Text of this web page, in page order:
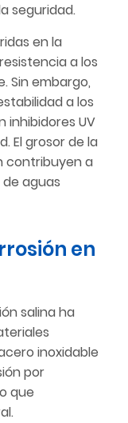
seguridad.
en la
a los
Sin embargo,
a los
inhibidores UV
El grosor de la
contribuyen a
aguas
en
salina ha
inoxidable
por
que